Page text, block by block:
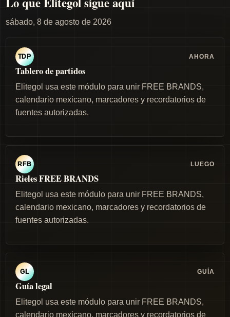
sábado, 8 de agosto de 2026
TDP AHORA
Tablero de partidos
Elitegol usa este módulo para unir FREE BRANDS,
calendario mexicano, marcadores y recordatorios de
fuentes autorizadas.
RFB LUEGO
Rieles FREE BRANDS
Elitegol usa este módulo para unir FREE BRANDS,
calendario mexicano, marcadores y recordatorios de
fuentes autorizadas.
GL GUÍA
Guía legal
Elitegol usa este módulo para unir FREE BRANDS,
calendario mexicano, marcadores y recordatorios de